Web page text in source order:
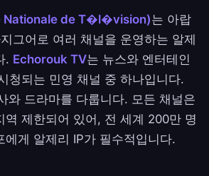
Nationale de T�l�vision)는 아랍
그어로 여러 채널을 운영하는 알제
. Echorouk TV는 뉴스와 엔터테인
청되는 민영 채널 중 하나입니다.
와 드라마를 다룹니다. 모든 채널은
역 제한되어 있어, 전 세계 200만 명
에게 알제리 IP가 필수적입니다.